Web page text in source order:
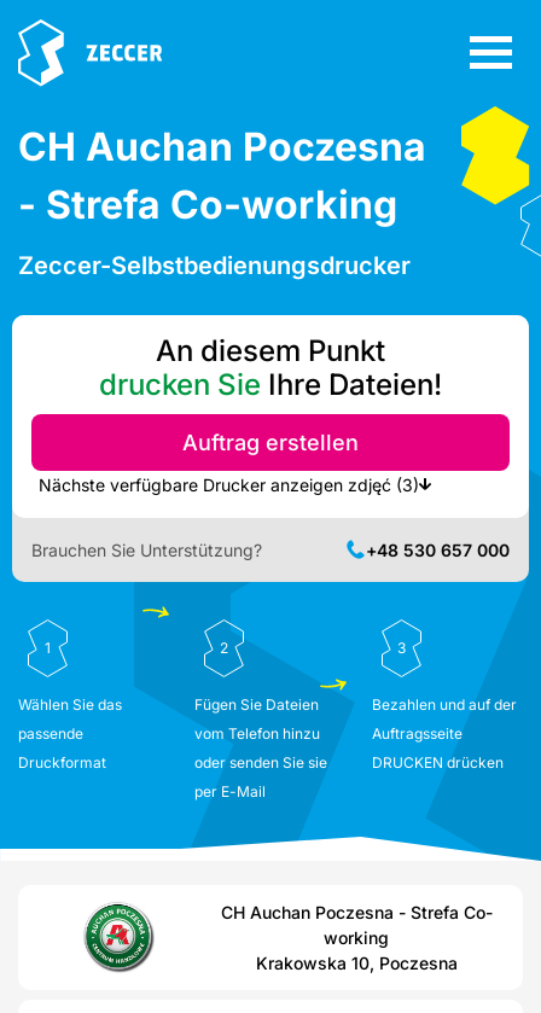
CH Auchan Poczesna
- Strefa Co-working
Zeccer-Selbstbedienungsdrucker
An diesem Punkt
drucken Sie Ihre Dateien!
Auftrag erstellen
Nächste verfügbare Drucker anzeigen zdjęć (3)
Brauchen Sie Unterstützung? +48 530 657 000
1
Wählen Sie das
passende
Druckformat
2
Fügen Sie Dateien
vom Telefon hinzu
oder senden Sie sie
per E-Mail
3
Bezahlen und auf der
Auftragsseite
DRUCKEN drücken
CH Auchan Poczesna - Strefa Co-
working
Krakowska 10, Poczesna